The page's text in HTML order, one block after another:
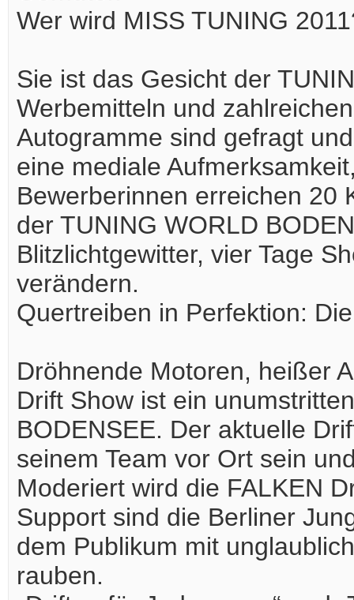
Wer wird MISS TUNING
Sie ist das Gesicht der
Werbemitteln und
Autogramme sind gefragt
eine mediale
Bewerberinnen erreichen 20
der TUNING WORLD
Blitzlichtgewitter, vier Tage
verändern.
Quertreiben in Perfektion:
Dröhnende Motoren, heißer
Drift Show ist ein
BODENSEE. Der aktuelle
seinem Team vor Ort sein
Moderiert wird die FALKEN
Support sind die Berliner
dem Publikum mit
rauben.